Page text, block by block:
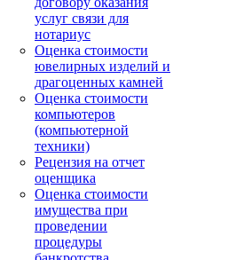
услуг связи для
нотариус
Оценка стоимости
ювелирных изделий и
драгоценных камней
Оценка стоимости
компьютеров
(компьютерной
техники)
Рецензия на отчет
оценщика
Оценка стоимости
имущества при
проведении
процедуры